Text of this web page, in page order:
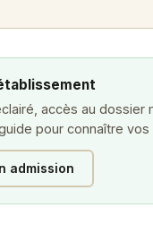
accès au
pour connaître
admission